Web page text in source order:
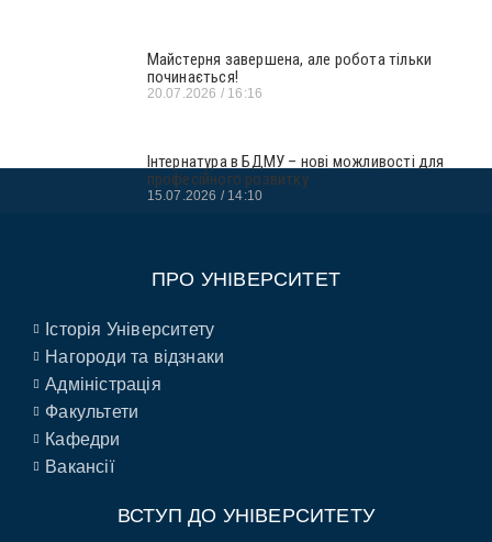
Майстерня завершена, але робота тільки
починається!
20.07.2026 16:16
Інтернатура в БДМУ – нові можливості для
професійного розвитку
15.07.2026 14:10
ПРО УНІВЕРСИТЕТ
Історія Університету
Нагороди та відзнаки
Адміністрація
Факультети
Кафедри
Вакансії
ВСТУП ДО УНІВЕРСИТЕТУ